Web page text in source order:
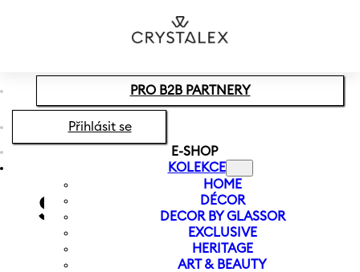
Přeskočit na zápatí
PRO B2B PARTNERY
Přihlásit se
E-SHOP
KOLEKCE
HOME
DÉCOR
DECOR BY GLASSOR
EXCLUSIVE
HERITAGE
ART & BEAUTY
Spotřebitelský
leták